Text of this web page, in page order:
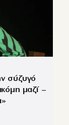
σύζυγό
μαζί –